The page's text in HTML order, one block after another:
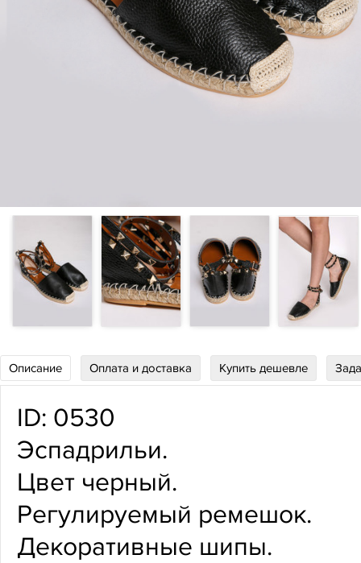
Описание Оплата и доставка Купить дешевле
ID: 0530
Эспадрильи.
Цвет черный.
Регулируемый ремешок.
Декоративные шипы.